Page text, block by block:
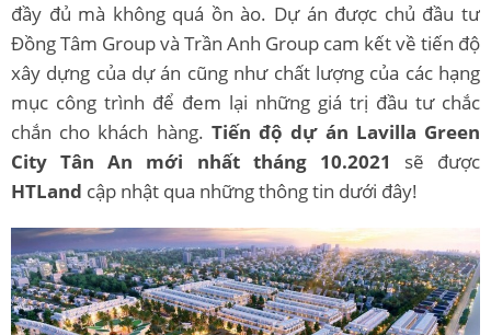
đầy đủ mà không quá ồn ào. Dự án được chủ đầu tư
Đồng Tâm Group và Trần Anh Group cam kết về tiến độ
xây dựng của dự án cũng như chất lượng của các hạng
mục công trình để đem lại những giá trị đầu tư chắc
chắn cho khách hàng. Tiến độ dự án Lavilla Green
City Tân An mới nhất tháng 10.2021
sẽ được
HTLand cập nhật qua những thông tin dưới đây!